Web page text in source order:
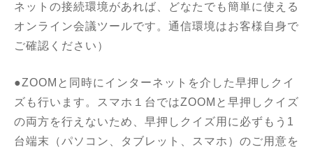
ネットの接続環境があれば、どなたでも簡単に使える
オンライン会議ツールです。通信環境はお客様自身で
ご確認ください）
●ZOOMと同時にインターネットを介した早押しクイ
ズも行います。スマホ１台ではZOOMと早押しクイズ
の両方を行えないため、早押しクイズ用に必ずもう1
台端末（パソコン、タブレット、スマホ）のご用意を